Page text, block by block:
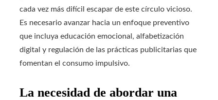
cada vez más difícil escapar de este círculo vicioso.
Es necesario avanzar hacia un enfoque preventivo
que incluya educación emocional, alfabetización
digital y regulación de las prácticas publicitarias que
fomentan el consumo impulsivo.
La necesidad de abordar una